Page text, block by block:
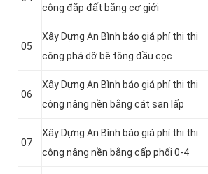
công đắp đất bằng cơ giới
05
Xây Dựng An Bình báo giá phí thi thi
công phá dỡ bê tông đầu cọc
06
Xây Dựng An Bình báo giá phí thi thi
công nâng nền bằng cát san lấp
07
Xây Dựng An Bình báo giá phí thi thi
công nâng nền bằng cấp phối 0-4